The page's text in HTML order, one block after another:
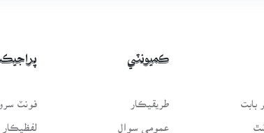
بابت
ڪميونٽي
طريقيڪار
عمومي سوال
فونٽ
لفظيڪار